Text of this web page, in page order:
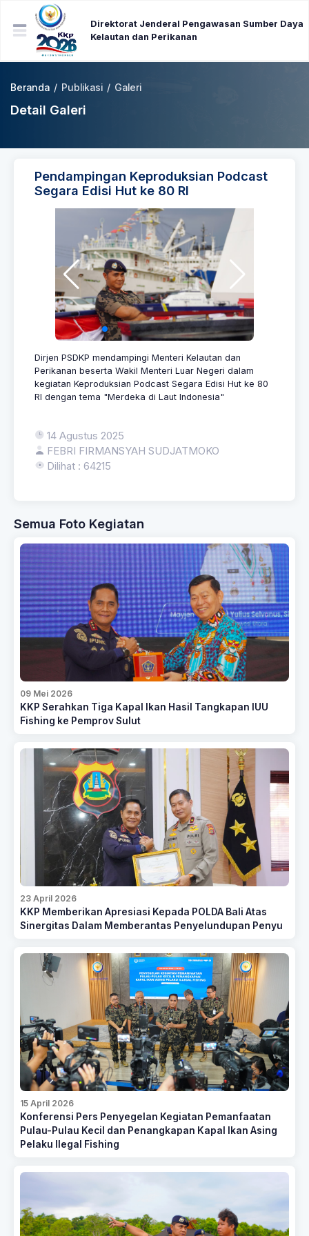
Direktorat Jenderal Pengawasan Sumber Daya
Kelautan dan Perikanan
Beranda / Publikasi / Galeri
Detail Galeri
Pendampingan Keproduksian Podcast
Segara Edisi Hut ke 80 RI
Dirjen PSDKP mendampingi Menteri Kelautan dan
Perikanan beserta Wakil Menteri Luar Negeri dalam
kegiatan Keproduksian Podcast Segara Edisi Hut ke 80
RI dengan tema "Merdeka di Laut Indonesia"
14 Agustus 2025
FEBRI FIRMANSYAH SUDJATMOKO
Dilihat : 64215
Semua Foto Kegiatan
09 Mei 2026
KKP Serahkan Tiga Kapal Ikan Hasil Tangkapan IUU
Fishing ke Pemprov Sulut
23 April 2026
KKP Memberikan Apresiasi Kepada POLDA Bali Atas
Sinergitas Dalam Memberantas Penyelundupan Penyu
15 April 2026
Konferensi Pers Penyegelan Kegiatan Pemanfaatan
Pulau-Pulau Kecil dan Penangkapan Kapal Ikan Asing
Pelaku Ilegal Fishing